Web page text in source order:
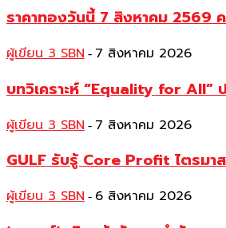
ราคาทองวันนี้ 7 สิงหาคม
ผู้เขียน 3 SBN - 7 สิงหาคม 2026
บทวิเคราะห์ “Equality for All”
ผู้เขียน 3 SBN - 7 สิงหาคม 2026
GULF รับรู้ Core Profit ไตรมา
ผู้เขียน 3 SBN - 6 สิงหาคม 2026